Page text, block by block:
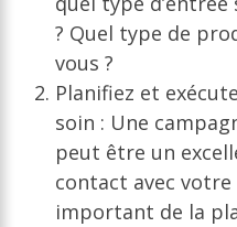
? Quel type de
vous ?
Planifiez et
soin : Une
peut être un
contact avec
important de la